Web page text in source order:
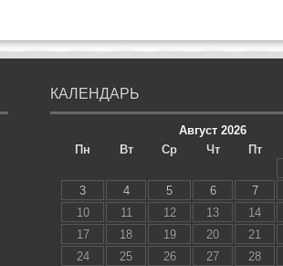
КАЛЕНДАРЬ
Август 2026
Пн
Вт Ср Чт Пт
3
4 5 6 7
10
11 12 13 14
17
18 19 20 21
24
25 26 27 28